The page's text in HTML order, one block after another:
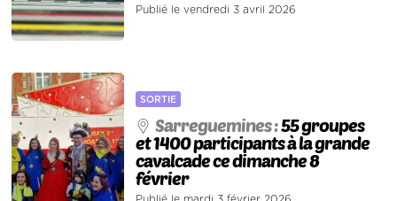
Publié le vendredi 3 avril 2026
SORTIE
Sarreguemines :55 groupes
et 1400 participants à la grande
cavalcade ce dimanche 8
février